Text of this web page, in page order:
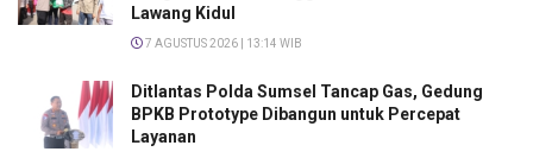
Lawang Kidul
7 AGUSTUS 2026 | 13:14 WIB
Ditlantas Polda Sumsel Tancap Gas, Gedung
BPKB Prototype Dibangun untuk Percepat
Layanan